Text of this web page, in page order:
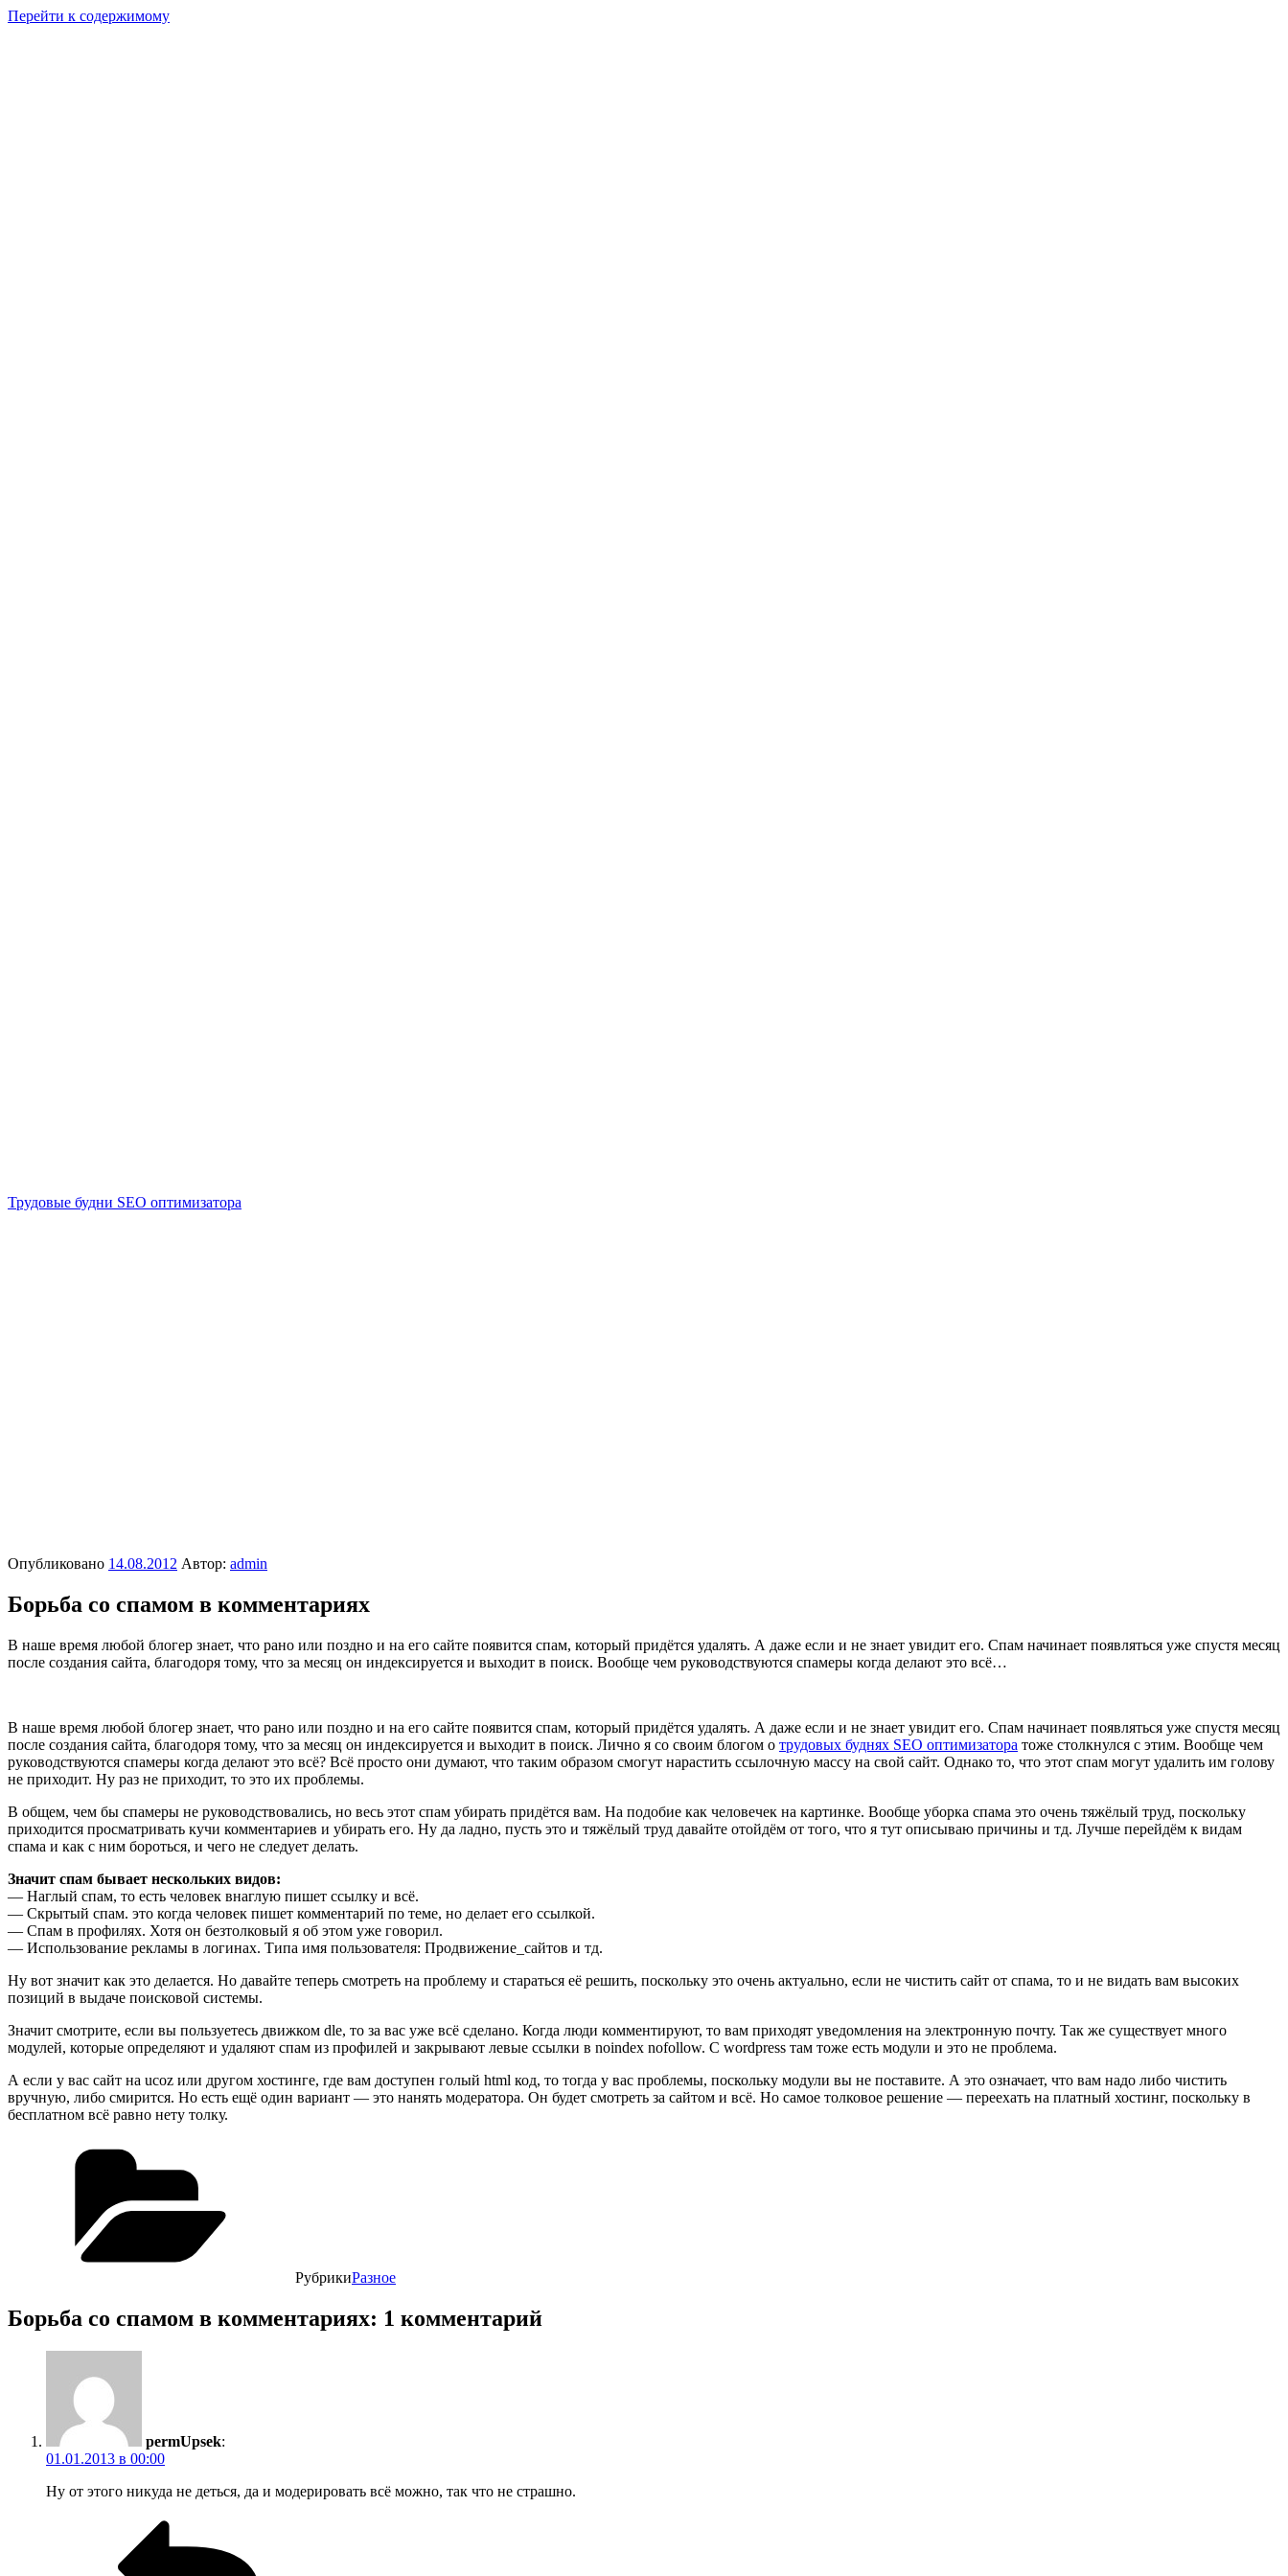
Перейти к содержимому
Трудовые будни SEO оптимизатора
Опубликовано 14.08.2012 Автор: admin
Борьба со спамом в комментариях
В наше время любой блогер знает, что рано или поздно и на его сайте появится спам, который придётся удалять. А даже если и не знает увидит его. Спам начинает появляться уже спустя месяц
после создания сайта, благодоря тому, что за месяц он индексируется и выходит в поиск. Вообще чем руководствуются спамеры когда делают это всё…
В наше время любой блогер знает, что рано или поздно и на его сайте появится спам, который придётся удалять. А даже если и не знает увидит его. Спам начинает появляться уже спустя месяц
после создания сайта, благодоря тому, что за месяц он индексируется и выходит в поиск. Лично я со своим блогом о трудовых буднях SEO оптимизатора тоже столкнулся с этим. Вообще чем
руководствуются спамеры когда делают это всё? Всё просто они думают, что таким образом смогут нарастить ссылочную массу на свой сайт. Однако то, что этот спам могут удалить им голову
не приходит. Ну раз не приходит, то это их проблемы.
В общем, чем бы спамеры не руководствовались, но весь этот спам убирать придётся вам. На подобие как человечек на картинке. Вообще уборка спама это очень тяжёлый труд, поскольку
приходится просматривать кучи комментариев и убирать его. Ну да ладно, пусть это и тяжёлый труд давайте отойдём от того, что я тут описываю причины и тд. Лучше перейдём к видам
спама и как с ним бороться, и чего не следует делать.
Значит спам бывает нескольких видов:
— Наглый спам, то есть человек внаглую пишет ссылку и всё.
— Скрытый спам. это когда человек пишет комментарий по теме, но делает его ссылкой.
— Спам в профилях. Хотя он безтолковый я об этом уже говорил.
— Использование рекламы в логинах. Типа имя пользователя: Продвижение_сайтов и тд.
Ну вот значит как это делается. Но давайте теперь смотреть на проблему и стараться её решить, поскольку это очень актуально, если не чистить сайт от спама, то и не видать вам высоких
позиций в выдаче поисковой системы.
Значит смотрите, если вы пользуетесь движком dle, то за вас уже всё сделано. Когда люди комментируют, то вам приходят уведомления на электронную почту. Так же существует много
модулей, которые определяют и удаляют спам из профилей и закрывают левые ссылки в noindex nofollow. С wordpress там тоже есть модули и это не проблема.
А если у вас сайт на ucoz или другом хостинге, где вам доступен голый html код, то тогда у вас проблемы, поскольку модули вы не поставите. А это означает, что вам надо либо чистить
вручную, либо смирится. Но есть ещё один вариант — это нанять модератора. Он будет смотреть за сайтом и всё. Но самое толковое решение — переехать на платный хостинг, поскольку в
бесплатном всё равно нету толку.
РубрикиРазное
Борьба со спамом в комментариях: 1 комментарий
permUpsek:
01.01.2013 в 00:00
Ну от этого никуда не деться, да и модерировать всё можно, так что не страшно.